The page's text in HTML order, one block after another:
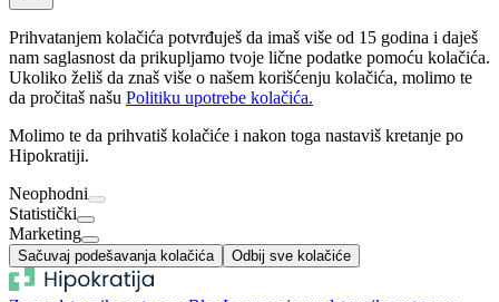
Prihvatanjem kolačića potvrđuješ da imaš više od 15 godina i daješ
nam saglasnost da prikupljamo tvoje lične podatke pomoću kolačića.
Ukoliko želiš da znaš više o našem korišćenju kolačića, molimo te
da pročitaš našu Politiku upotrebe kolačića.
Molimo te da prihvatiš kolačiće i nakon toga nastaviš kretanje po
Hipokratiji.
Neophodni
Statistički
Marketing
Sačuvaj podešavanja kolačića Odbij sve kolačiće